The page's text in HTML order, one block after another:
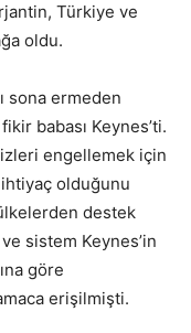
Türkiye ve
oldu.
sona ermeden
babası Keynes’ti.
engellemek için
ihtiyaç olduğunu
destek
sistem Keynes’in
göre
erişilmişti.